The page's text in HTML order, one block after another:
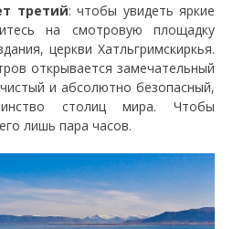
третий: чтобы увидеть яркие
на смотровую площадку
церкви Хатльгримскиркья.
открывается замечательный
и абсолютно безопасный,
столиц мира. Чтобы
лишь пара часов.